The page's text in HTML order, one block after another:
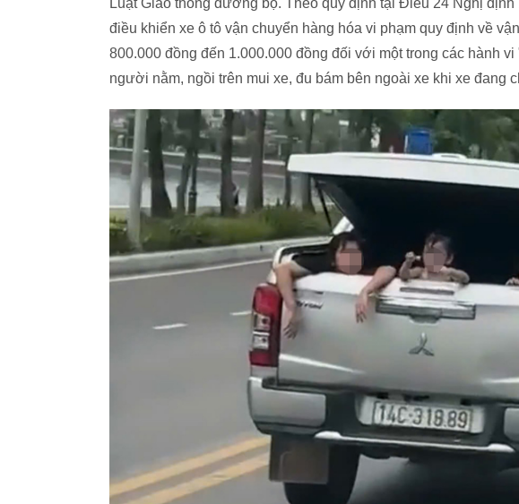
Luật Giao thông đường bộ. Theo quy định tại Điều 24 Nghị
điều khiển xe ô tô vận chuyển hàng hóa vi phạm quy định về
800.000 đồng đến 1.000.000 đồng đối với một trong các hành
người nằm, ngồi trên mui xe, đu bám bên ngoài xe khi xe đang